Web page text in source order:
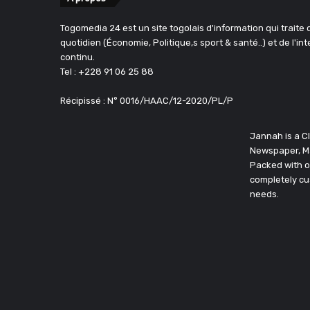
Togomedia 24 est un site togolais d'information qui traite
quotidien (Économie, Politique,s sport & santé..) et de
continu.
Tel : +228 91 06 25 88
Récipissé : N° 0016/HAAC/12-2020/PL/P
Jannah is a
Newspaper,
Packed with
completely
needs.